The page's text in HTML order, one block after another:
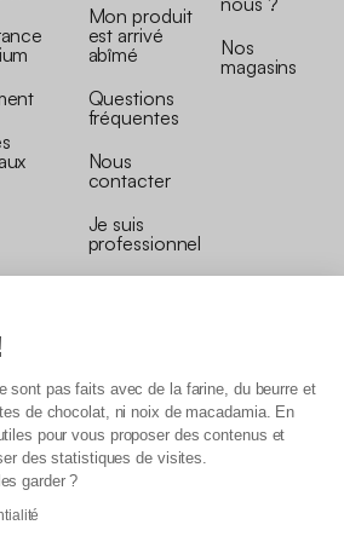
sont pas faits avec de la farine, du beurre et
de chocolat, ni noix de macadamia. En
pour vous proposer des contenus et
des statistiques de visites.
garder ?
Mon produit
est arrivé
abîmé
Questions
fréquentes
Nous
contacter
Je suis
professionnel
Nos
magasins
générales de vente
du programme de fidélité
données personnelles
générales de vente Pro
d’accessibilité